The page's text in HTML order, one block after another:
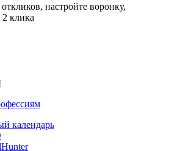
настройте воронку,
2 клика
календарь